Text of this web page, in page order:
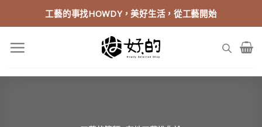
to
content
工藝的事找HOWDY，美好生活，從工藝開始